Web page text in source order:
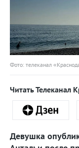
Фото: телеканал
Читать Телеканал
Девушка